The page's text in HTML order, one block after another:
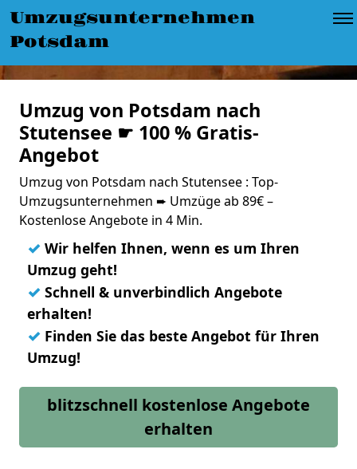
Umzugsunternehmen
Potsdam
Umzug von Potsdam nach
Stutensee ☛ 100 % Gratis-
Angebot
Umzug von Potsdam nach Stutensee : Top-
Umzugsunternehmen ➨ Umzüge ab 89€ –
Kostenlose Angebote in 4 Min.
✓ Wir helfen Ihnen, wenn es um Ihren
Umzug geht!
✓ Schnell & unverbindlich Angebote
erhalten!
✓ Finden Sie das beste Angebot für Ihren
Umzug!
blitzschnell kostenlose Angebote
erhalten